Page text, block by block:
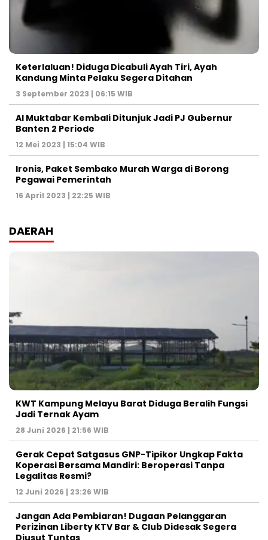
Keterlaluan! Diduga Dicabuli Ayah Tiri, Ayah
Kandung Minta Pelaku Segera Ditahan
3 September 2023 | 06:15 WIB
Al Muktabar Kembali Ditunjuk Jadi PJ Gubernur
Banten 2 Periode
12 Mei 2023 | 15:04 WIB
Ironis, Paket Sembako Murah Warga di Borong
Pegawai Pemerintah
16 April 2023 | 22:25 WIB
DAERAH
KWT Kampung Melayu Barat Diduga Beralih Fungsi
Jadi Ternak Ayam
28 Juni 2026 | 21:56 WIB
Gerak Cepat Satgasus GNP-Tipikor Ungkap Fakta
Koperasi Bersama Mandiri: Beroperasi Tanpa
Legalitas Resmi?
12 Juni 2026 | 23:26 WIB
Jangan Ada Pembiaran! Dugaan Pelanggaran
Perizinan Liberty KTV Bar & Club Didesak Segera